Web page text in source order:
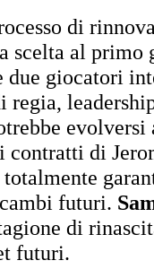
di
scelta al
giocatori
evolversi
contratti di
futuri.
di
futuri.